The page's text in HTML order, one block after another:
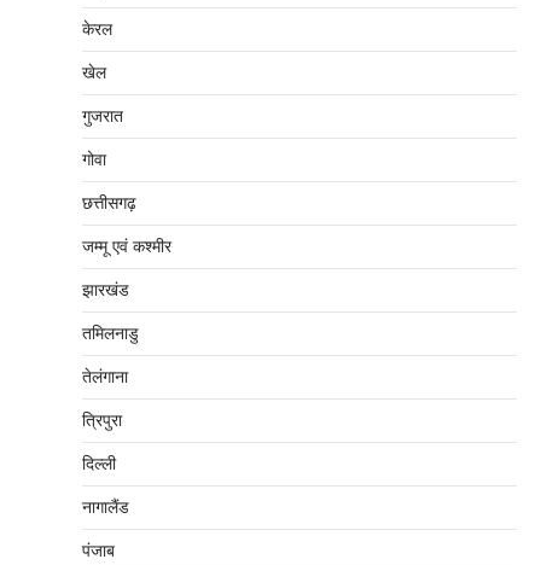
केरल
खेल
गुजरात
गोवा
छत्तीसगढ़
जम्‍मू एवं कश्‍मीर
झारखंड
तमिलनाडु
तेलंगाना
त्रिपुरा
दिल्‍ली
नागालैंड
पंजाब